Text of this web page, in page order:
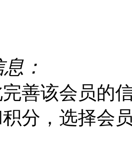
：
善该会员的
分，选择会